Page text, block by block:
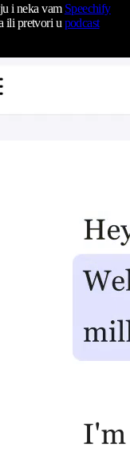
i neka vam Speechify
ili pretvori u podcast